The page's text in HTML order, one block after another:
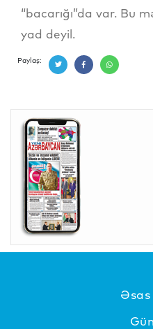
“bacarığı”da var. Bu
yad deyil.
Paylaş:
Əsas